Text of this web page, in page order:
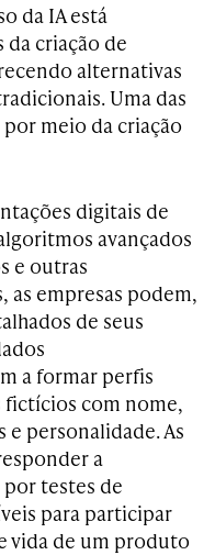
da IA está
criação de
alternativas
Uma das
meio da criação
digitais de
avançados
e outras
as empresas podem,
de seus
a formar perfis
com nome,
personalidade. As
a
testes de
para participar
vida de um produto